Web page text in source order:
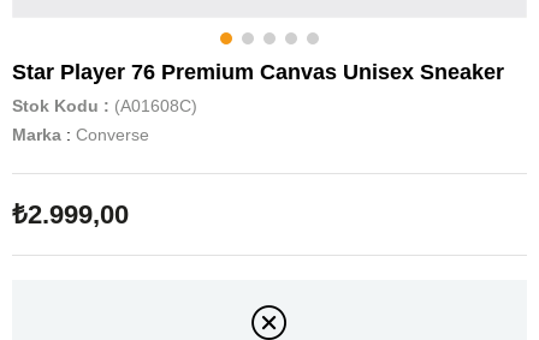
Star Player 76 Premium Canvas Unisex Sneaker
Stok Kodu
(A01608C)
Marka : Converse
₺2.999,00